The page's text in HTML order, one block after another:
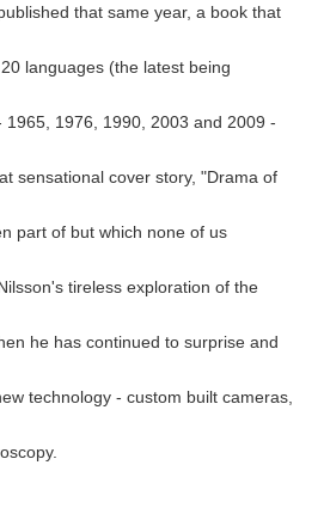
that same year, a book that
languages (the latest being
1965, 1976, 1990, 2003 and 2009 -
sensational cover story, "Drama of
part of but which none of us
tireless exploration of the
he has continued to surprise and
technology - custom built cameras,